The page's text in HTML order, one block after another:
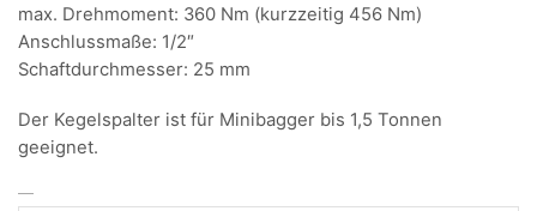
max. Drehmoment: 360 Nm (kurzzeitig 456 Nm)
Anschlussmaße: 1/2″
Schaftdurchmesser: 25 mm
Der Kegelspalter ist für Minibagger bis 1,5 Tonnen
geeignet.